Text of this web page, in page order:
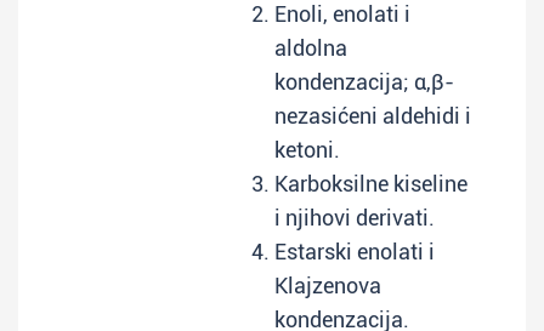
Enoli, enolati i
aldolna
kondenzacija; α,β-
nezasićeni aldehidi i
ketoni.
Karboksilne kiseline
i njihovi derivati.
Estarski enolati i
Klajzenova
kondenzacija.